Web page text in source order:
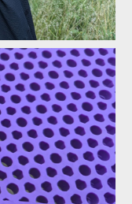
Spike Chest +
Spike Chest +